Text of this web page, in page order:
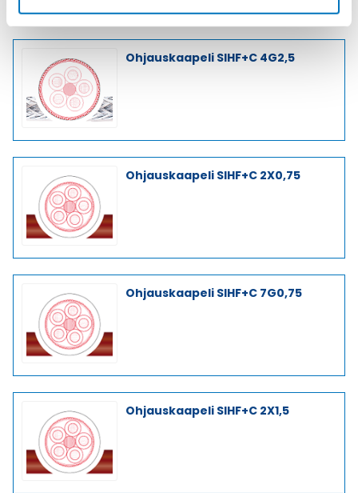
Ohjauskaapeli SIHF+C 4G2,5
Ohjauskaapeli SIHF+C 2X0,75
Ohjauskaapeli SIHF+C 7G0,75
Ohjauskaapeli SIHF+C 2X1,5